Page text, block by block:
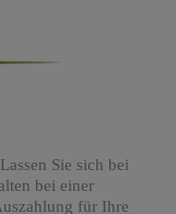
Sie sich bei
bei einer
für Ihre